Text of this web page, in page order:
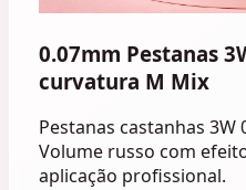
0.07mm Pestanas
curvatura M Mix
Pestanas castanhas
Volume russo com
aplicação profissional.